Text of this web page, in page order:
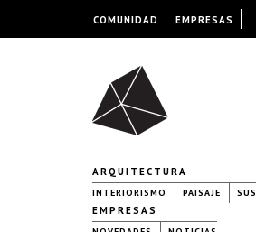
ARQUITECTURA
INTERIORISMO PAISAJE
EMPRESAS
COMUNIDAD EMPRESAS